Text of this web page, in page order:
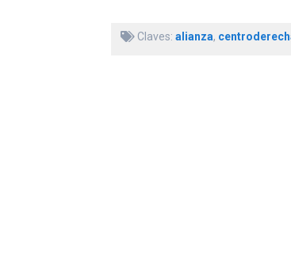
Claves: alianza,